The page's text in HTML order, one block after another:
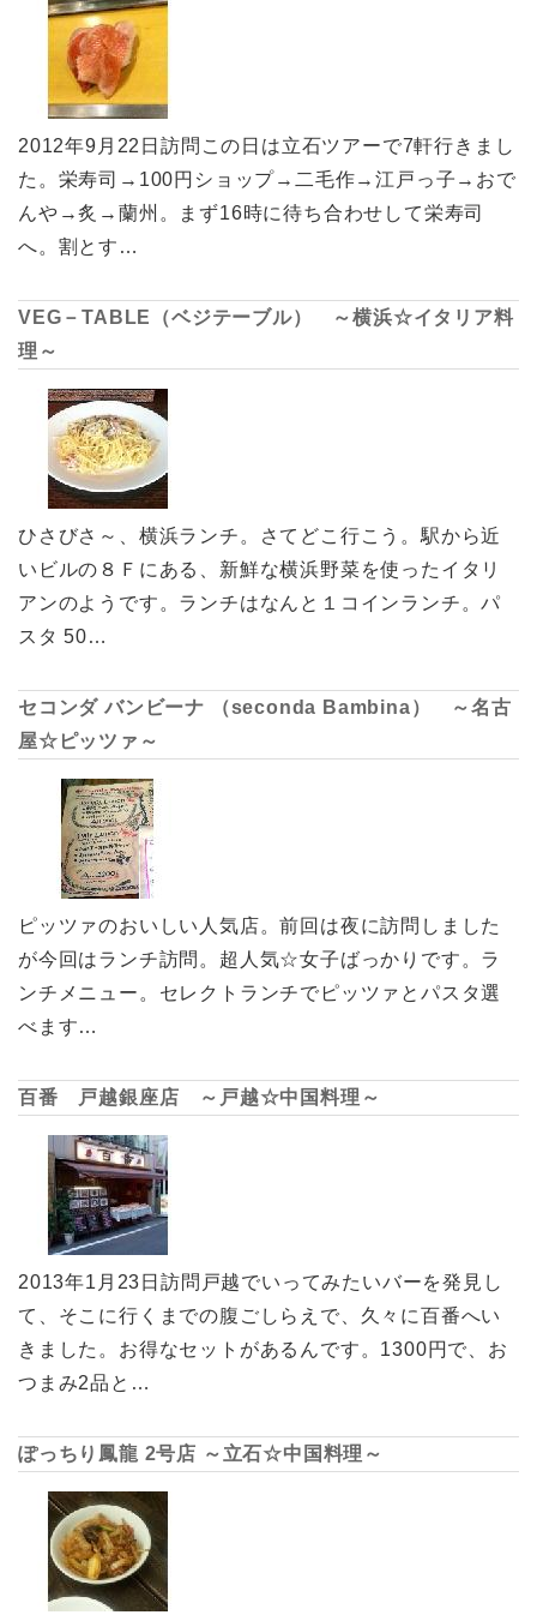
2012年9月22日訪問この日は立石ツアーで7軒行きまし
た。栄寿司→100円ショップ→二毛作→江戸っ子→おで
んや→炙→蘭州。まず16時に待ち合わせして栄寿司
へ。割とす…
VEG－TABLE（ベジテーブル） ～横浜☆イタリア料
理～
ひさびさ～、横浜ランチ。さてどこ行こう。駅から近
いビルの８Ｆにある、新鮮な横浜野菜を使ったイタリ
アンのようです。ランチはなんと１コインランチ。パ
スタ 50…
セコンダ バンビーナ （seconda Bambina） ～名古
屋☆ピッツァ～
ピッツァのおいしい人気店。前回は夜に訪問しました
が今回はランチ訪問。超人気☆女子ばっかりです。ラ
ンチメニュー。セレクトランチでピッツァとパスタ選
べます…
百番 戸越銀座店 ～戸越☆中国料理～
2013年1月23日訪問戸越でいってみたいバーを発見し
て、そこに行くまでの腹ごしらえで、久々に百番へい
きました。お得なセットがあるんです。1300円で、お
つまみ2品と…
ぽっちり鳳龍 2号店 ～立石☆中国料理～